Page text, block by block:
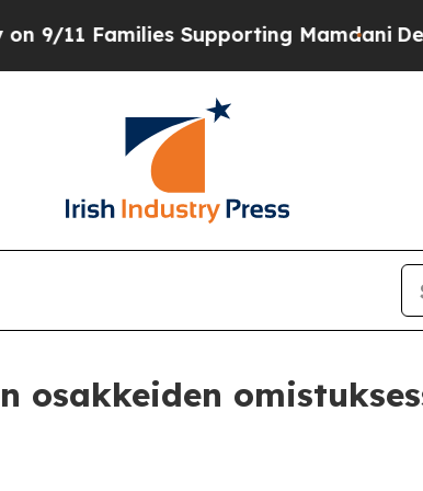
Families Supporting MamdaniDefusing
osakkeiden